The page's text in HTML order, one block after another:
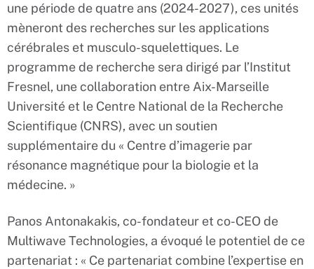
une période de quatre ans (2024-2027), ces unités
mèneront des recherches sur les applications
cérébrales et musculo-squelettiques. Le
programme de recherche sera dirigé par l’Institut
Fresnel, une collaboration entre Aix-Marseille
Université et le Centre National de la Recherche
Scientifique (CNRS), avec un soutien
supplémentaire du « Centre d’imagerie par
résonance magnétique pour la biologie et la
médecine. »
Panos Antonakakis, co-fondateur et co-CEO de
Multiwave Technologies, a évoqué le potentiel de ce
partenariat : « Ce partenariat combine l’expertise en